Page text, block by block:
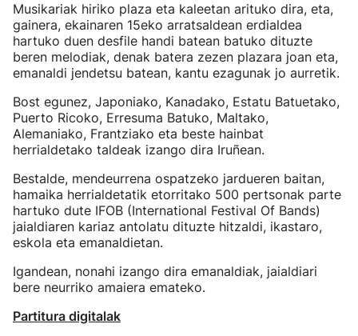
Musikariak hiriko plaza eta kaleetan arituko dira, eta,
gainera, ekainaren 15eko arratsaldean erdialdea
hartuko duen desfile handi batean batuko dituzte
beren melodiak, denak batera zezen plazara joan eta,
emanaldi jendetsu batean, kantu ezagunak jo aurretik.
Bost egunez, Japoniako, Kanadako, Estatu Batuetako,
Puerto Ricoko, Erresuma Batuko, Maltako,
Alemaniako, Frantziako eta beste hainbat
herrialdetako taldeak izango dira Iruñean.
Bestalde, mendeurrena ospatzeko jardueren baitan,
hamaika herrialdetatik etorritako 500 pertsonak parte
hartuko dute IFOB (International Festival Of Bands)
jaialdiaren kariaz antolatu dituzte hitzaldi, ikastaro,
eskola eta emanaldietan.
Igandean, nonahi izango dira emanaldiak, jaialdiari
bere neurriko amaiera emateko.
Partitura digitalak